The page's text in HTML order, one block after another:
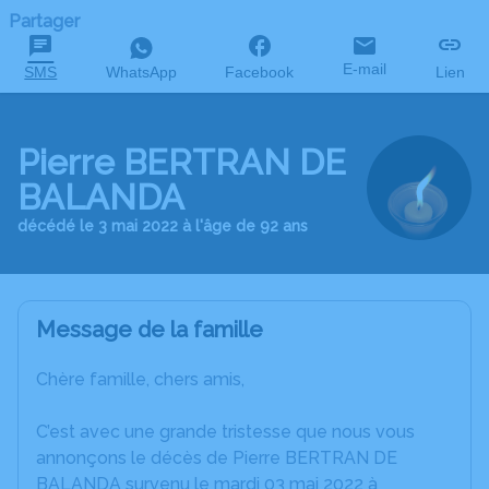
Partager
SMS WhatsApp Facebook E-mail Lien
Pierre BERTRAN DE
BALANDA
décédé le 3 mai 2022 à l'âge de 92 ans
Message de la famille
Chère famille, chers amis,
C’est avec une grande tristesse que nous vous
annonçons le décès de Pierre BERTRAN DE
BALANDA survenu le mardi 03 mai 2022 à